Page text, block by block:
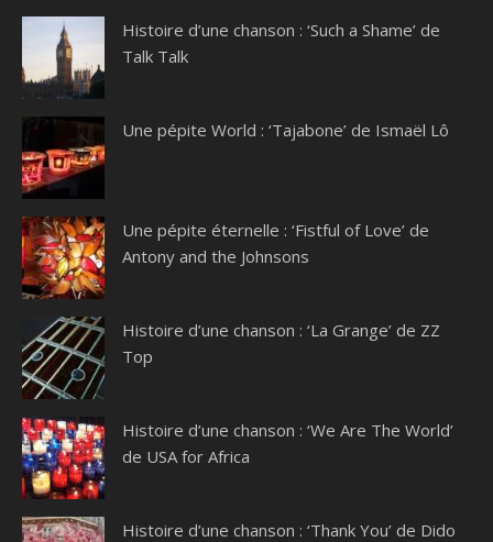
Histoire d’une chanson : ‘Such a Shame’ de
Talk Talk
Une pépite World : ‘Tajabone’ de Ismaël Lô
Une pépite éternelle : ‘Fistful of Love’ de
Antony and the Johnsons
Histoire d’une chanson : ‘La Grange’ de ZZ
Top
Histoire d’une chanson : ‘We Are The World’
de USA for Africa
Histoire d’une chanson : ‘Thank You’ de Dido